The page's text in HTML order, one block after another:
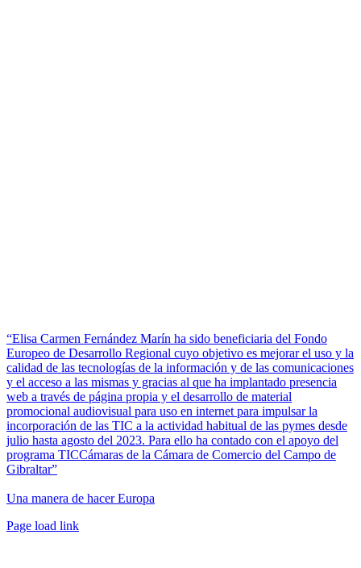
“Elisa Carmen Fernández Marín ha sido beneficiaria del Fondo
Europeo de Desarrollo Regional cuyo objetivo es mejorar el uso y la
calidad de las tecnologías de la información y de las comunicaciones
y el acceso a las mismas y gracias al que ha implantado presencia
web a través de página propia y el desarrollo de material
promocional audiovisual para uso en internet para impulsar la
incorporación de las TIC a la actividad habitual de las pymes desde
julio hasta agosto del 2023. Para ello ha contado con el apoyo del
programa TICCámaras de la Cámara de Comercio del Campo de
Gibraltar”
Una manera de hacer Europa
Facebook
Twitter
Instagram
Pinterest
Page load link